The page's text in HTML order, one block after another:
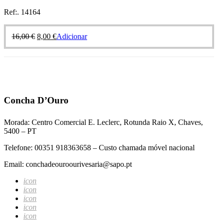
Ref:. 14164
16,00€ 8,00 €Adicionar
Concha D’Ouro
Morada: Centro Comercial E. Leclerc, Rotunda Raio X, Chaves,
5400 – PT
Telefone: 00351 918363658 – Custo chamada móvel nacional
Email: conchadeouroourivesaria@sapo.pt
icon
icon
icon
icon
icon